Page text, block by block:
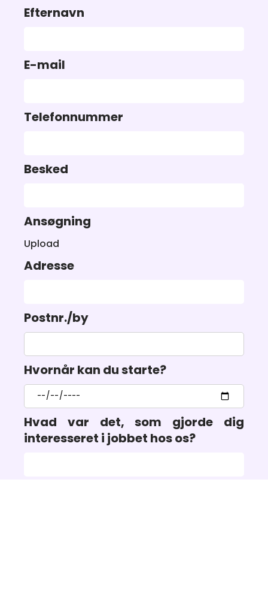
Efternavn
E-mail
Telefonnummer
Besked
Ansøgning
Upload
Adresse
Postnr./by
Hvornår kan du starte?
Hvad var det, som gjorde dig
interesseret i jobbet hos os?